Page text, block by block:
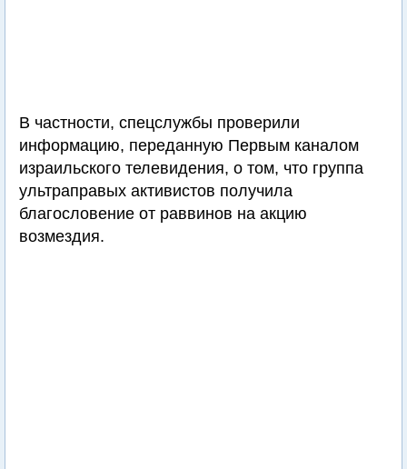
В частности, спецслужбы проверили
информацию, переданную Первым каналом
израильского телевидения, о том, что группа
ультраправых активистов получила
благословение от раввинов на акцию
возмездия.